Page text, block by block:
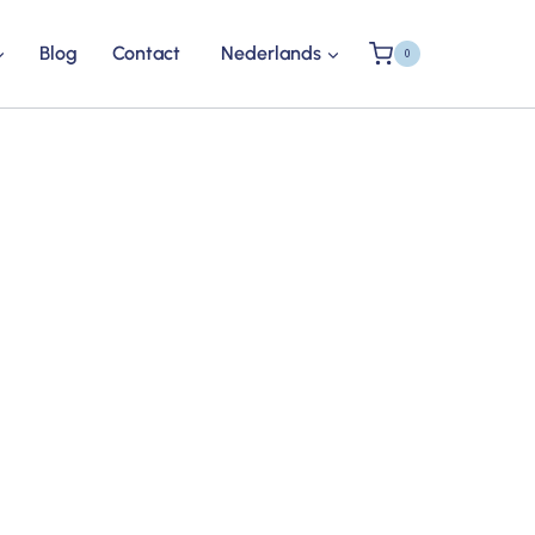
Blog Contact Nederlands 0